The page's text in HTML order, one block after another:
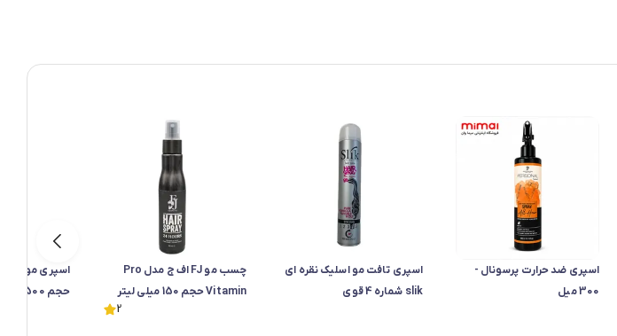
اسپری ضد حرارت پرسونال -
300 میل
اسپری تافت مو اسلیک نقره ای
slik شماره 4 قوی
چسب مو FJ اف ج مدل Pro
Vitamin حجم 150 میلی لیتر
2
اسپری مو
حجم 500 میلی لیتر